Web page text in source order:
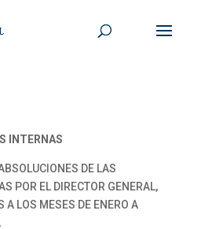
INTERNAS
DE LAS
POR EL DIRECTOR GENERAL,
A LOS MESES DE ENERO A